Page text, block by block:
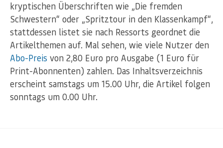
kryptischen Überschriften wie „Die fremden
Schwestern“ oder „Spritztour in den Klassenkampf“,
stattdessen listet sie nach Ressorts geordnet die
Artikelthemen auf. Mal sehen, wie viele Nutzer den
Abo-Preis von 2,80 Euro pro Ausgabe (1 Euro für
Print-Abonnenten) zahlen. Das Inhaltsverzeichnis
erscheint samstags um 15.00 Uhr, die Artikel folgen
sonntags um 0.00 Uhr.